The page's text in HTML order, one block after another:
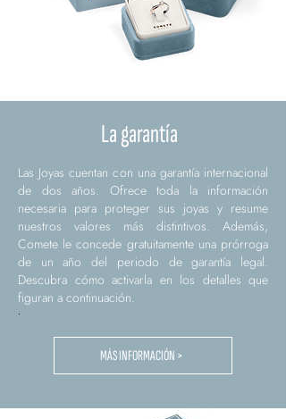
La garantía
Las Joyas cuentan con una garantía internacional
de dos años. Ofrece toda la información
necesaria para proteger sus joyas y resume
nuestros valores más distintivos. Además,
Comete le concede gratuitamente una prórroga
de un año del periodo de garantía legal.
Descubra cómo activarla en los detalles que
figuran a continuación.
MÁS INFORMACIÓN >